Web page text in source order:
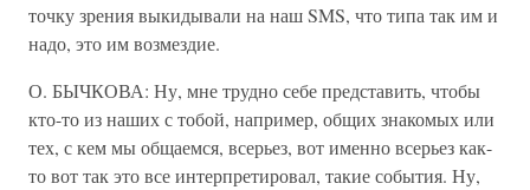
точку зрения выкидывали на наш SMS, что типа так им и
надо, это им возмездие.
О. БЫЧКОВА: Ну, мне трудно себе представить, чтобы
кто-то из наших с тобой, например, общих знакомых или
тех, с кем мы общаемся, всерьез, вот именно всерьез как-
то вот так это все интерпретировал, такие события. Ну,